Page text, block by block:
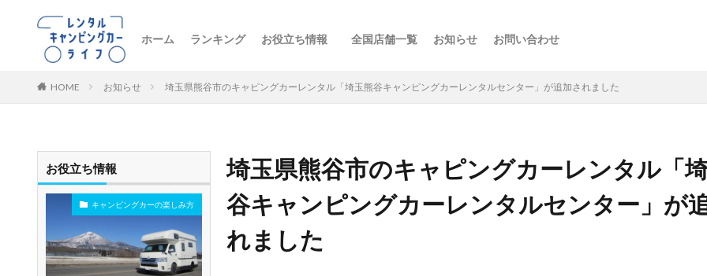
ホーム ランキング お役立ち情報 全国店舗一覧 お知らせ お問い合わせ
HOME お知らせ 埼玉県熊谷市のキャピングカーレンタル「埼玉熊谷キャンピングカーレンタルセンター」が追加されました
埼玉県熊谷市のキャピングカーレンタル「
谷キャンピングカーレンタルセンター」が
れました
お役立ち情報
キャンピングカーの楽しみ方